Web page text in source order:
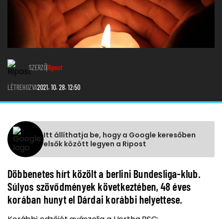
SZERZŐRipost
LÉTREHOZVA2021. 10. 28. 12:50
Itt állíthatja be, hogy a Google keresőben
elsők között legyen a Ripost
Döbbenetes hírt közölt a berlini Bundesliga-klub.
Súlyos szövődmények következtében, 48 éves
korában hunyt el Dárdai korábbi helyettese.